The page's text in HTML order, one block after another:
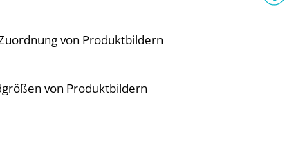
von Produktbildern
von Produktbildern